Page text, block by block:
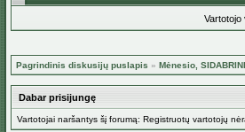
Vartotojo
Pagrindinis diskusijų puslapis » Mėnesio,
Dabar prisijungę
Vartotojai naršantys šį forumą: Registruotų vartotojų